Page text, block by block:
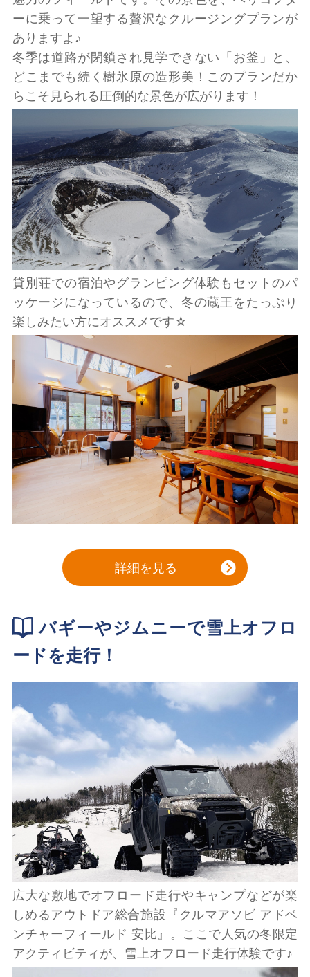
ーに乗って一望する贅沢なクルージングプランが
ありますよ♪
冬季は道路が閉鎖され見学できない「お釜」と、
どこまでも続く樹氷原の造形美！このプランだか
らこそ見られる圧倒的な景色が広がります！
貸別荘での宿泊やグランピング体験もセットのパ
ッケージになっているので、冬の蔵王をたっぷり
楽しみたい方にオススメです☆
詳細を見る
バギーやジムニーで雪上オフロ
ードを走行！
広大な敷地でオフロード走行やキャンプなどが楽
しめるアウトドア総合施設『クルマアソビ アドベ
ンチャーフィールド 安比』。ここで人気の冬限定
アクティビティが、雪上オフロード走行体験です♪